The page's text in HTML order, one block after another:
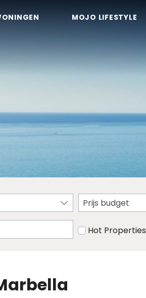
MOJO LIFESTYLE
Prijs budget
Hot Properties